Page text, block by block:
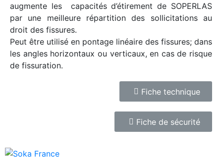
augmente les capacités d’étirement de SOPERLAS
par une meilleure répartition des sollicitations au
droit des fissures.
Peut être utilisé en pontage linéaire des fissures; dans
les angles horizontaux ou verticaux, en cas de risque
de fissuration.
Fiche technique
Fiche de sécurité